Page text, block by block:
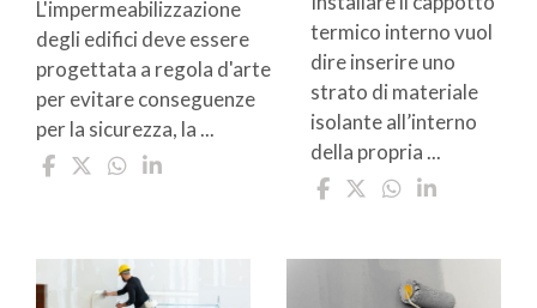
L'impermeabilizzazione
degli edifici deve essere
progettata a regola d'arte
per evitare conseguenze
per la sicurezza, la ...
termico interno vuol
dire inserire uno
strato di materiale
isolante all’interno
della propria ...